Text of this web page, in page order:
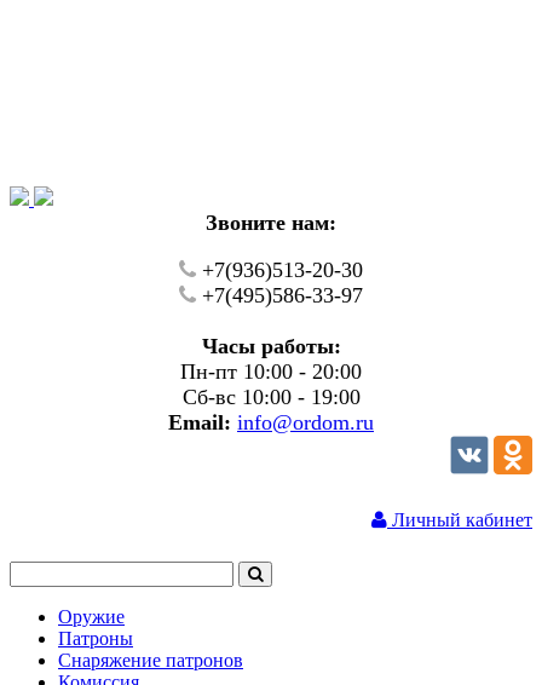
Звоните нам:
+7(936)513-20-30
+7(495)586-33-97
Часы работы:
Пн-пт 10:00 - 20:00
Сб-вс 10:00 - 19:00
Email: info@ordom.ru
Личный кабинет
Оружие
Патроны
Снаряжение патронов